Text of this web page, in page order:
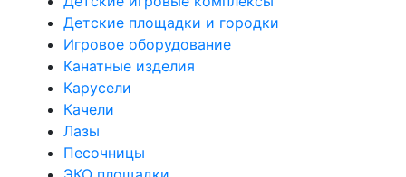
Детские площадки и городки
Игровое оборудование
Канатные изделия
Карусели
Качели
Лазы
Песочницы